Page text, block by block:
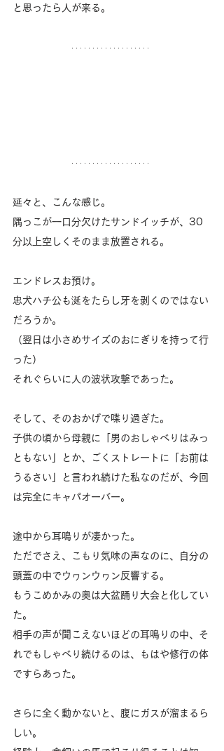
と思ったら人が来る。
延々と、こんな感じ。
隅っこが一口分欠けたサンドイッチが、30
分以上空しくそのまま放置される。
エンドレスお預け。
忠犬ハチ公も涎をたらし牙を剥くのではない
だろうか。
（翌日は小さめサイズのおにぎりを持って行
った）
それぐらいに人の波状攻撃であった。
そして、そのおかげで喋り過ぎた。
子供の頃から母親に「男のおしゃべりはみっ
ともない」とか、ごくストレートに「お前は
うるさい」と言われ続けた私なのだが、今回
は完全にキャパオーバー。
途中から耳鳴りが凄かった。
ただでさえ、こもり気味の声なのに、自分の
頭蓋の中でウヮンウヮン反響する。
もうこめかみの奥は大盆踊り大会と化してい
た。
相手の声が聞こえないほどの耳鳴りの中、そ
れでもしゃべり続けるのは、もはや修行の体
ですらあった。
さらに全く動かないと、腹にガスが溜まるら
しい。